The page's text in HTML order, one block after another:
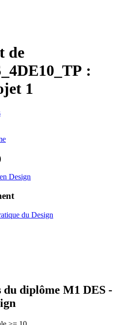
de
:
1
Design
du Design
du diplôme M1 DES -